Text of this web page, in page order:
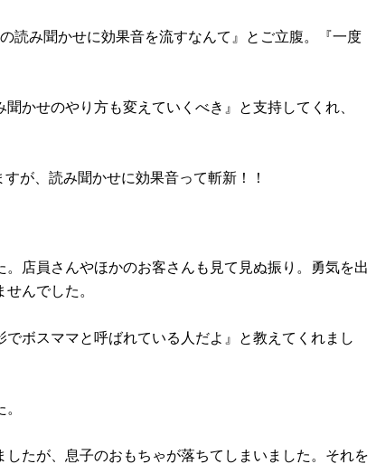
読み聞かせに効果音を流すなんて』とご立腹。『一度
かせのやり方も変えていくべき』と支持してくれ、
が、読み聞かせに効果音って斬新！！
店員さんやほかのお客さんも見て見ぬ振り。勇気を出
んでした。
ボスママと呼ばれている人だよ』と教えてくれまし
たが、息子のおもちゃが落ちてしまいました。それを